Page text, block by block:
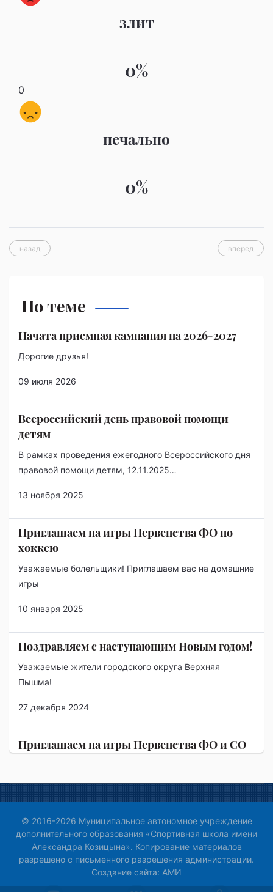
злит
0%
0
печально
0%
назад вперед
По теме
Начата приемная кампания на 2026-2027
Дорогие друзья!
09 июля 2026
Всероссийский день правовой помощи
детям
В рамках проведения ежегодного Всероссийского дня
правовой помощи детям, 12.11.2025…
13 ноября 2025
Приглашаем на игры Первенства ФО по
хоккею
Уважаемые болельщики! Приглашаем вас на домашние
игры
10 января 2025
Поздравляем с наступающим Новым годом!
Уважаемые жители городского округа Верхняя
Пышма!
27 декабря 2024
Приглашаем на игры Первенства ФО и СО
25 ноября 2024
© 2016-2026 Муниципальное автономное учреждение
дополнительного образования «Спортивная школа имени
Александра Козицына». Копирование материалов
разрешено с письменного разрешения администрации.
Создание сайта: АМИ